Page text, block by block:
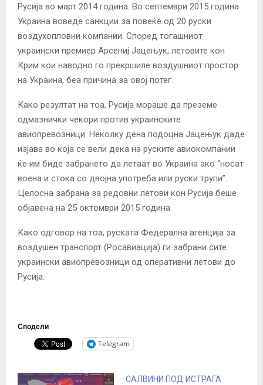
Русија во март 2014 година. Во септември 2015 година
Украина воведе санкции за повеќе од 20 руски
воздухопловни компании. Според тогашниот
украински премиер Арсениј Јацењук, летовите кон
Крим кои наводно го прекршиле воздушниот простор
на Украина, беа причина за овој потег.
Како резултат на тоа, Русија мораше да преземе
одмазнички чекори против украинските
авиопревозници. Неколку дена подоцна Јацењук даде
изјава во која се вели дека на руските авиокомпании
ќе им биде забрането да летаат во Украина ако “носат
воена и стока со двојна употреба или руски трупи”.
Целосна забрана за редовни летови кон Русија беше
објавена на 25 октомври 2015 година.
Како одговор на тоа, руската Федерална агенција за
воздушен транспорт (Росавиација) ги забрани сите
украински авиопревозници од оперативни летови до
Русија.
Сподели
Telegram
САЛВИНИ ПОД ИСТРАГА